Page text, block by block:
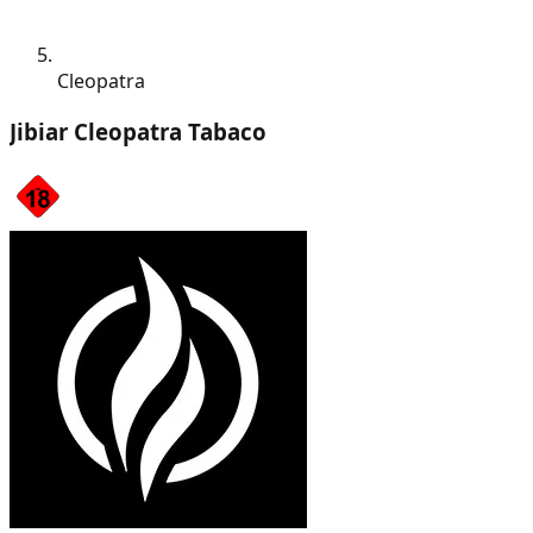
Cleopatra
Jibiar Cleopatra Tabaco